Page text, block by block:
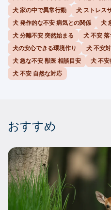
犬 家の中で異常行動
犬 ストレス
犬 発作的な不安 病気との関係
犬
犬 分離不安 突然始まる
犬 不安
犬の安心できる環境作り
犬 不安
犬 急な不安 獣医 相談目安
犬 不
犬 不安 自然な対応
おすすめ